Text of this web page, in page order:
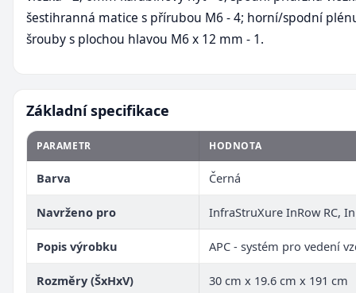
šestihranná matice s přírubou M6 - 4; horní/spodní
šrouby s plochou hlavou M6 x 12 mm - 1.
Základní specifikace
PARAMETR HODNOTA
Barva Černá
Navrženo pro InfraStruXure InRow RC,
Popis výrobku APC - systém pro vedení
Rozměry (ŠxHxV) 30 cm x 19.6 cm x 191 cm